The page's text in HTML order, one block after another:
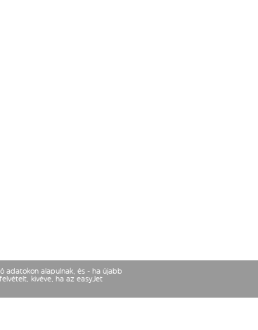
adatokon alapulnak, és - ha újabb
kivéve, ha az easyJet